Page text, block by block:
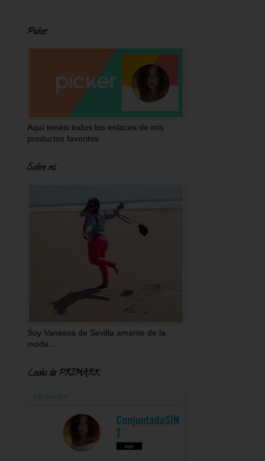
Picker
Aquí tenéis todos los enlaces de mis
productos favoritos
Sobre mí
Soy Vanessa de Sevilla amante de la
moda...
Looks de PRIMARK